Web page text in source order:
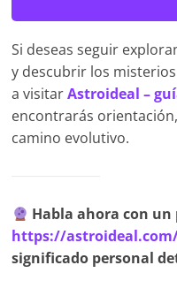
Si deseas seguir
y descubrir los
a visitarAstroideal –
encontrarás
camino evolutivo.
Habla ahora con
https://
significado personal